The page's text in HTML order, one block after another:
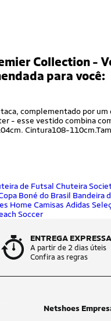
Collection -
para você:
complementado por
- esse vestido combina
Cintura108-
de Futsal Chuteira
Boné do Brasil Bandeira
Home Camisas Adidas
Soccer
ENTREGA EXPRESSA
A partir de 2 dias úteis
Confira as regras
Netshoes